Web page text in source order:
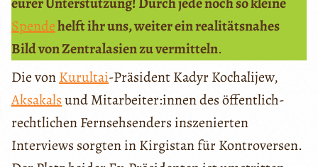
Spendehelft ihr uns, weiter ein realitätsnahes
Bild von Zentralasien zu vermitteln.
Die vonKurultai-Präsident Kadyr Kochalijew,
Aksakalsund Mitarbeiter:innen des öffentlich-
rechtlichen Fernsehsenders inszenierten
Interviews sorgten in Kirgistan für Kontroversen.